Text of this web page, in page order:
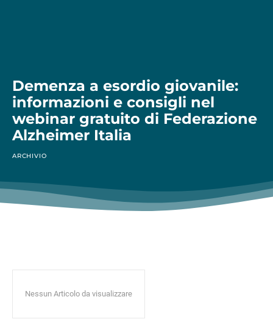
Demenza a esordio giovanile:
informazioni e consigli nel
webinar gratuito di Federazione
Alzheimer Italia
ARCHIVIO
Nessun Articolo da visualizzare